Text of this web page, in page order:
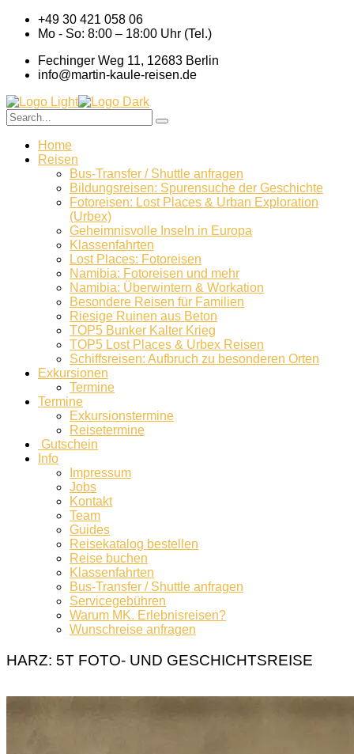
+49 30 421 058 06
Mo - So: 8:00 – 18:00 Uhr (Tel.)
Fechinger Weg 11, 12683 Berlin
info@martin-kaule-reisen.de
Home
Reisen
Bus-Transfer / Shuttle anfragen
Bildungsreisen: Spurensuche der Geschichte
Fotoreisen: Lost Places & Urban Exploration
(Urbex)
Geheimnisvolle Inseln in Europa
Klassenfahrten
Lost Places: Fotoreisen
Namibia: Fotoreisen und mehr
Namibia: Überwintern & Workation
Besondere Reisen für Familien
Riesige Ruinen aus Beton
TOP5 Bunker Kalter Krieg
TOP5 Lost Places & Urbex Reisen
Schiffsreisen: Aufbruch zu besonderen Orten
Exkursionen
Termine
Termine
Exkursionstermine
Reisetermine
Gutschein
Info
Impressum
Jobs
Kontakt
Team
Guides
Reisekatalog bestellen
Reise buchen
Klassenfahrten
Bus-Transfer / Shuttle anfragen
Servicegebühren
Warum MK. Erlebnisreisen?
Wunschreise anfragen
HARZ: 5T FOTO- UND GESCHICHTSREISE